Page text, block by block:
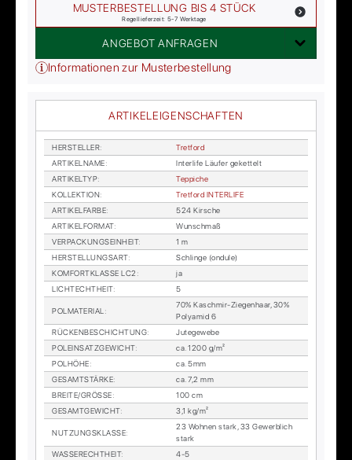
MUSTERBESTELLUNG BIS 4 STÜCK
Regellieferzeit: 5-7 Werktage
ANGEBOT ANFRAGEN
Informationen zur Musterbestellung
ARTIKELEIGENSCHAFTEN
HER­STEL­LER:
Tret­ford
AR­TI­KEL­NA­ME:
In­ter­li­fe Läu­fer ge­ket­telt
AR­TI­KEL­TYP:
Tep­pi­che
KOL­LEK­TI­ON:
Tret­ford IN­TER­LI­FE
AR­TI­KEL­FAR­BE:
524 Kir­sche
AR­TI­KEL­FOR­MAT:
Wunsch­maß
VER­PA­CKUNGS­EIN­HEIT:
1 m
HER­STEL­LUNGS­ART:
Schlin­ge (on­du­le)
KOM­FORT­KLAS­SE LC2 :
ja
LICHTECHT­HEIT: 5
POL­MA­TE­RI­AL :
70% Kasch­mir-Zie­gen­haar, 30%
Po­ly­amid 6
RÜ­CKEN­BE­SCHICH­TUNG:
Ju­te­ge­we­be
POL­EIN­SATZ­GE­WICHT:
ca. 1200 g/m²
POL­HÖ­HE:
ca. 5mm
GE­SAMT­STÄR­KE:
ca. 7,2 mm
BREI­TE/GRÖS­SE:
100 cm
GE­SAMT­GE­WICHT: 3,1 kg/m²
NUT­ZUNGS­KLAS­SE:
23 Woh­nen stark, 33 Ge­werb­lich
stark
WAS­SE­RECHT­HEIT:
4-5